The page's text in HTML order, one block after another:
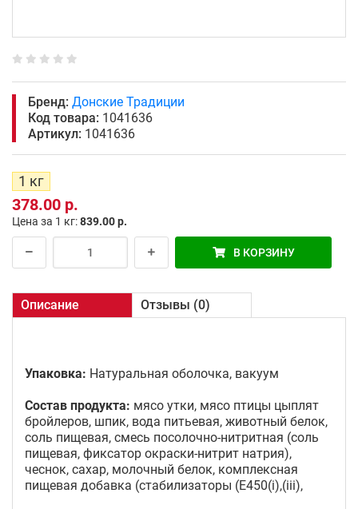
Бренд: Донские Традиции
Код товара: 1041636
Артикул: 1041636
1 кг
378.00 р.
Цена за 1 кг:839.00 р.
В КОРЗИНУ
Описание Отзывы (0)
Упаковка: Натуральная оболочка, вакуум
Состав продукта: мясо утки, мясо птицы цыплят
бройлеров, шпик, вода питьевая, животный белок,
соль пищевая, смесь посолочно-нитритная (соль
пищевая, фиксатор окраски-нитрит натрия),
чеснок, сахар, молочный белок, комплексная
пищевая добавка (стабилизаторы (Е450(i),(iii),